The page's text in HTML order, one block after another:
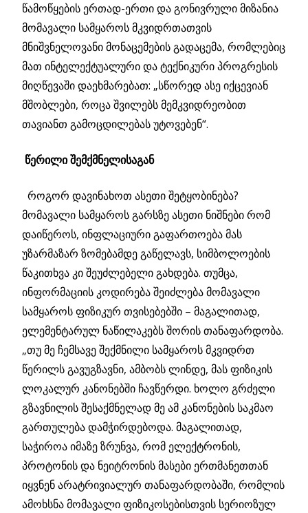
წამოწყების ერთად-ერთი და გონივრული მიზანია
მომავალი სამყაროს მკვიდრთათვის
მნიშვნელოვანი მონაცემების გადაცემა, რომლებიც
მათ ინტელექტუალური და ტექნიკური პროგრესის
მიღწევაში დაეხმარებათ: „სწორედ ასე იქცევიან
მშობლები, როცა შვილებს მემკვიდრეობით
თავიანთ გამოცდილებას უტოვებენ“.
წერილი შემქმნელისაგან
როგორ დავინახოთ ასეთი შეტყობინება?
მომავალი სამყაროს გარსზე ასეთი ნიშნები რომ
დაიწეროს, ინფლაციური გაფართოება მას
უზარმაზარ ზომებამდე გაწელავს, სიმბოლოების
წაკითხვა კი შეუძლებელი გახდება. თუმცა,
ინფორმაციის კოდირება შეიძლება მომავალი
სამყაროს ფიზიკურ თვისებებში – მაგალითად,
ელემენტარულ ნაწილაკებს შორის თანაფარდობა.
„თუ მე ჩემსავე შექმნილი სამყაროს მკვიდრთ
წერილს გავუგზავნი, ამბობს ლინდე, მას ფიზიკის
ლოკალურ კანონებში ჩავწერდი. ხოლო გრძელი
გზავნილის შესაქმნელად მე ამ კანონების საკმაო
გართულება დამჭირდებოდა. მაგალითად,
საჭიროა იმაზე ზრუნვა, რომ ელექტრონის,
პროტონის და ნეიტრონის მასები ერთმანეთთან
იყვნენ არატრივიალურ თანაფარდობაში, რომლის
ამოხსნა მომავალი ფიზიკოსებისთვის სერიოზულ